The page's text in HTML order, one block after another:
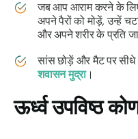
जब आप आराम करने के लिए
अपने पैरों को मोड़ें, उन्हें
और अपने शरीर के प्रति
सांस छोड़ें और मैट पर
शवासन मुद्रा।
ऊर्ध्व उपविष्ठ